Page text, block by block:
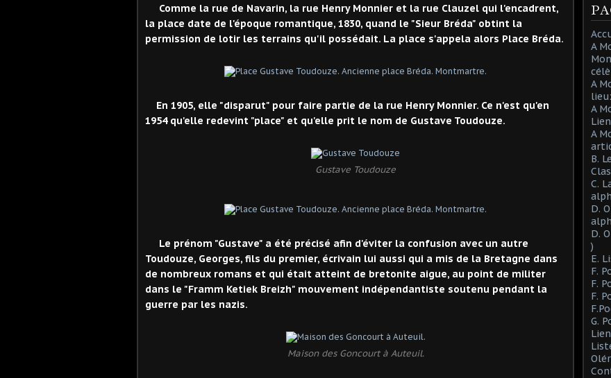
Comme la rue de Navarin, la rue Henry Monnier et la rue Clauzel qui l'encadrent,
la place date de l'époque romantique, 1830, quand le "Sieur Bréda" obtint la
permission de lotir les terrains qu'il possédait. La place s'appela alors Place Bréda.
En 1905, elle "disparut" pour faire partie de la rue Henry Monnier. Ce n'est qu'en
1954 qu'elle redevint "place" et qu'elle prit le nom de Gustave Toudouze.
Gustave Toudouze
Le prénom "Gustave" a été précisé afin d'éviter la confusion avec un autre
Toudouze, Georges, fils du premier, écrivain lui aussi qui a mis de la Bretagne dans
de nombreux romans et qui était atteint de bretonite aigue, au point de militer
dans le "Framm Ketiek Breizh" mouvement indépendantiste soutenu pendant la
guerre par les nazis.
Maison des Goncourt à Auteuil.
A
A
A
A
B.
C.
D.
D.
)
E.
F.
F.
F.
G.